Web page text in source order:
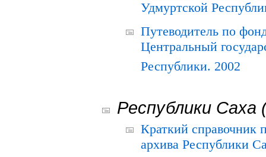
Удмуртской
Путеводитель по
Центральный
Республики. 2002
Республики Саха
Краткий справочник
архива Республики